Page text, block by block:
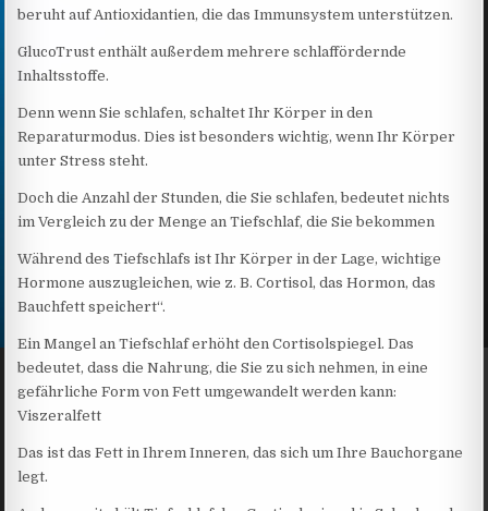
beruht auf Antioxidantien, die das Immunsystem unterstützen.
GlucoTrust enthält außerdem mehrere schlaffördernde
Inhaltsstoffe.
Denn wenn Sie schlafen, schaltet Ihr Körper in den
Reparaturmodus. Dies ist besonders wichtig, wenn Ihr Körper
unter Stress steht.
Doch die Anzahl der Stunden, die Sie schlafen, bedeutet nichts
im Vergleich zu der Menge an Tiefschlaf, die Sie bekommen
Während des Tiefschlafs ist Ihr Körper in der Lage, wichtige
Hormone auszugleichen, wie z. B. Cortisol, das Hormon, das
Bauchfett speichert“.
Ein Mangel an Tiefschlaf erhöht den Cortisolspiegel. Das
bedeutet, dass die Nahrung, die Sie zu sich nehmen, in eine
gefährliche Form von Fett umgewandelt werden kann:
Viszeralfett
Das ist das Fett in Ihrem Inneren, das sich um Ihre Bauchorgane
legt.